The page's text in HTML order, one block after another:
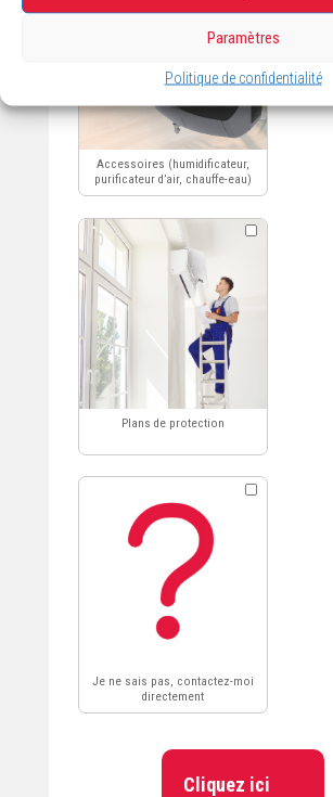
Paramètres
Politique de confidentialité
Détection fuite d’eau
Nettoyage de conduits de
ventilation ou murales
Cliquez ici